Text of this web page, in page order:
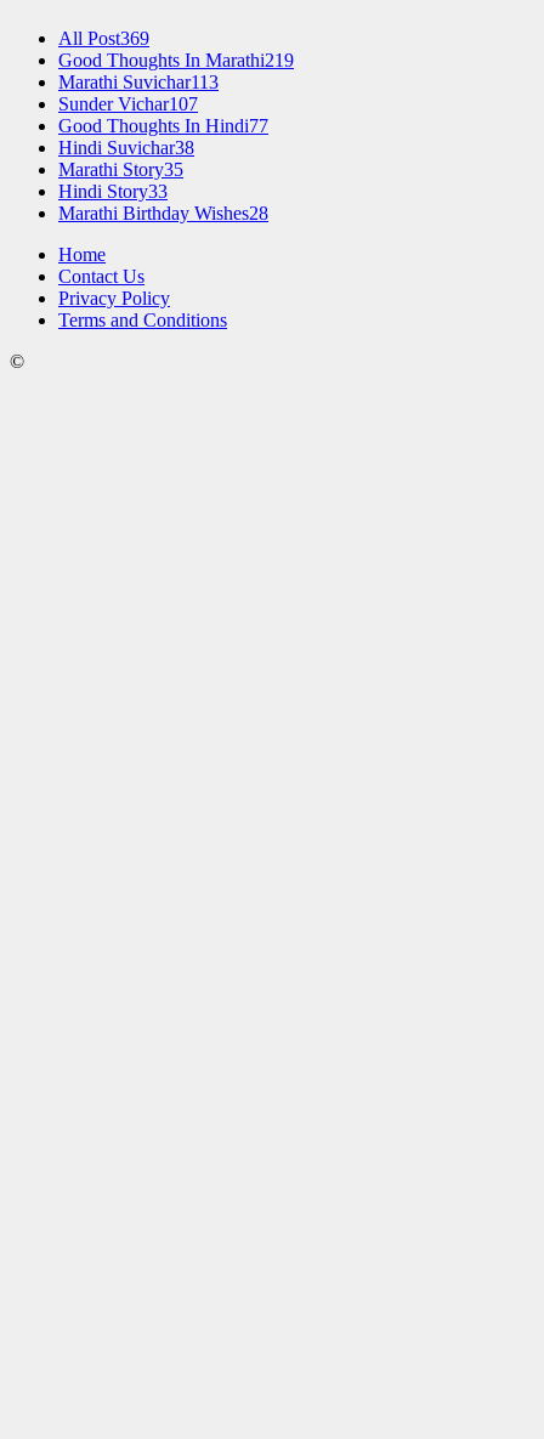
All Post369
Good Thoughts In Marathi219
Marathi Suvichar113
Sunder Vichar107
Good Thoughts In Hindi77
Hindi Suvichar38
Marathi Story35
Hindi Story33
Marathi Birthday Wishes28
Home
Contact Us
Privacy Policy
Terms and Conditions
©